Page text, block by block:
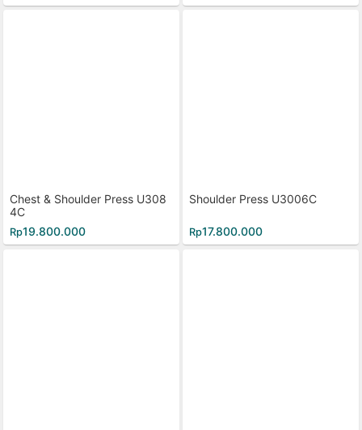
Chest & Shoulder Press U308
4C
Rp19.800.000
Shoulder Press U3006C
Rp17.800.000